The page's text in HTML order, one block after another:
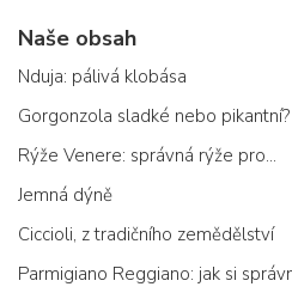
Naše obsah
Nduja: pálivá klobása
Gorgonzola sladké nebo pikantní?
Rýže Venere: správná rýže pro...
Jemná dýně
Ciccioli, z tradičního zemědělství